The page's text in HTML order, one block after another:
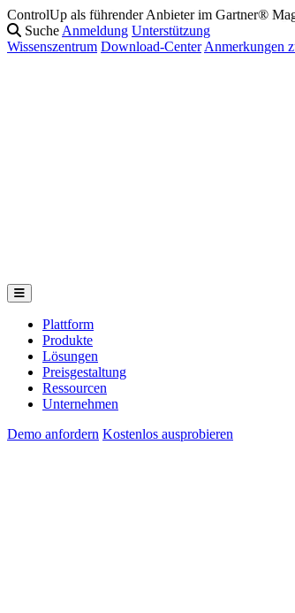
ControlUp als führender Anbieter im Gartner®
Reparieren Sie es, bevor sie es spüren:
Suche Anmeldung Unterstützung
Wissenszentrum Download-Center Anmerkungen
Plattform
Produkte
Lösungen
Preisgestaltung
Ressourcen
Unternehmen
Demo anfordern Kostenlos ausprobieren